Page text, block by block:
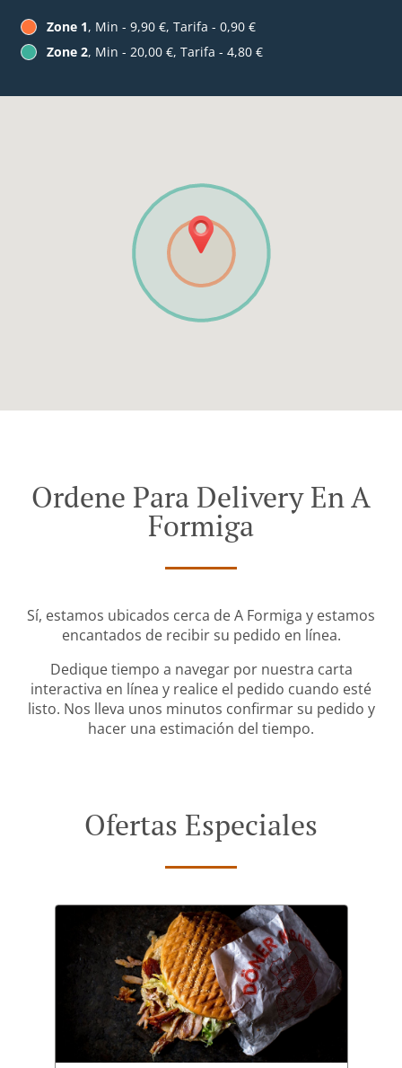
Zone 1, Min - 9,90 €, Tarifa - 0,90 €
Zone 2, Min - 20,00 €, Tarifa - 4,80 €
Ordene Para Delivery En A
Formiga
Sí, estamos ubicados cerca de A Formiga y estamos
encantados de recibir su pedido en línea.
Dedique tiempo a navegar por nuestra carta
interactiva en línea y realice el pedido cuando esté
listo. Nos lleva unos minutos confirmar su pedido y
hacer una estimación del tiempo.
Ofertas Especiales